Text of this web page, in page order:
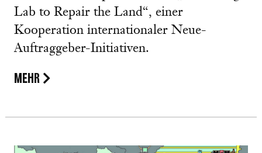
Lab to Repair the Land“, einer
Kooperation internationaler Neue-
Auftraggeber-Initiativen.
MEHR